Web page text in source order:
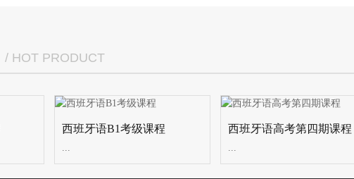
/ HOT PRODUCT
西班牙语B1考级课程
...
西班牙语高考第四期课程
...